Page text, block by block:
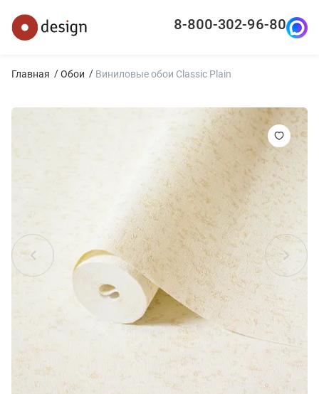
8-800-302-96-80
Главная Обои Виниловые обои Classic Plain